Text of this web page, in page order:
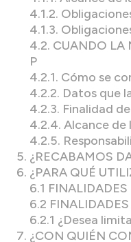
4.1.2.
4.1.3.
4.2. CUANDO LA
P
4.2.1. Cómo se
4.2.2. Datos que
4.2.3. Finalidad
4.2.4. Alcance
4.2.5.
¿RECABAMOS
¿PARA QUÉ
6.1
6.2
6.2.1 ¿Desea
¿CON QUIÉN